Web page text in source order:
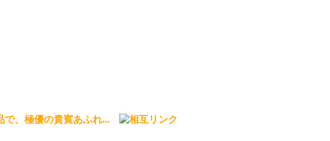
で、極優の貴賓あふれ...